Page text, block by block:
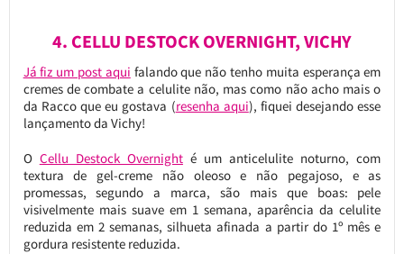
4. CELLU DESTOCK OVERNIGHT, VICHY
Já fiz um post aqui falando que não tenho muita esperança em
cremes de combate a celulite não, mas como não acho mais o
da Racco que eu gostava (resenha aqui), fiquei desejando esse
lançamento da Vichy!
O Cellu Destock Overnighté um anticelulite noturno, com
textura de gel-creme não oleoso e não pegajoso, e as
promessas, segundo a marca, são mais que boas: pele
visivelmente mais suave em 1 semana, aparência da celulite
reduzida em 2 semanas, silhueta afinada a partir do 1º mês e
gordura resistente reduzida.